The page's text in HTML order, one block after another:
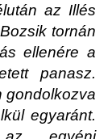
az Illés
tornán
ellenére a
panasz.
gondolkozva
egyaránt.